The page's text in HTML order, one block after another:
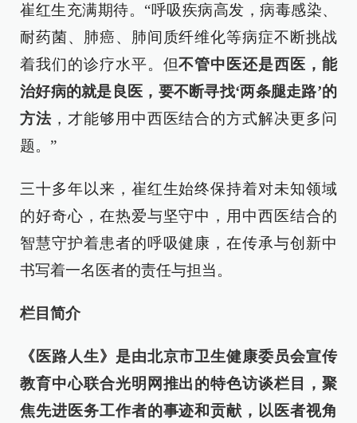
崔红生充满期待。“呼吸疾病高发，病毒感染、
耐药菌、肺癌、肺间质纤维化等病症不断挑战
着我们的诊疗水平。但不管中医还是西医，能
治好病的就是良医，要不断寻找‘两条腿走路’的
方法，才能够用中西医结合的方式解决更多问
题。”
三十多年以来，崔红生始终保持着对未知领域
的好奇心，在热爱与坚守中，用中西医结合的
智慧守护着患者的呼吸健康，在传承与创新中
书写着一名医者的责任与担当。
栏目简介
《医路人生》是由北京市卫生健康委员会宣传
教育中心联合光明网推出的特色访谈栏目，聚
焦先进医务工作者的事迹和贡献，以医者视角